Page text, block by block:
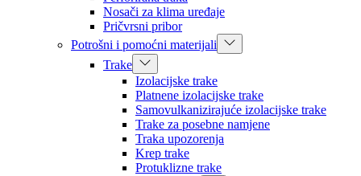
Nosači za klima uređaje
Pričvrsni pribor
Potrošni i pomoćni materijali
Trake
Izolacijske trake
Platnene izolacijske trake
Samovulkanizirajuće izolacijske trake
Trake za posebne namjene
Traka upozorenja
Krep trake
Protuklizne trake